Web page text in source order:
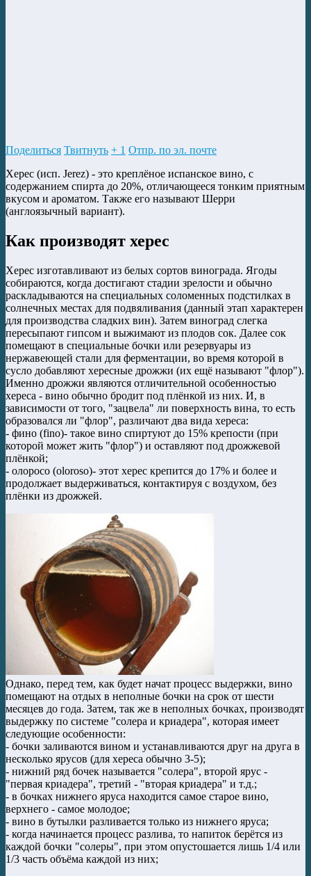
Поделиться Твитнуть + 1 Отпр. по эл. почте
Херес (исп. Jerez) - это креплёное испанское вино, с
содержанием спирта до 20%, отличающееся тонким приятным
вкусом и ароматом. Также его называют Шерри
(англоязычный вариант).
Как производят херес
Херес изготавливают из белых сортов винограда. Ягоды
собираются, когда достигают стадии зрелости и обычно
раскладываются на специальных соломенных подстилках в
солнечных местах для подвяливания (данный этап характерен
для производства сладких вин). Затем виноград слегка
пересыпают гипсом и выжимают из плодов сок. Далее сок
помещают в специальные бочки или резервуары из
нержавеющей стали для ферментации, во время которой в
сусло добавляют хересные дрожжи (их ещё называют "флор").
Именно дрожжи являются отличительной особенностью
хереса - вино обычно бродит под плёнкой из них. И, в
зависимости от того, "зацвела" ли поверхность вина, то есть
образовался ли "флор", различают два вида хереса:
- фино (fino)- такое вино спиртуют до 15% крепости (при
которой может жить "флор") и оставляют под дрожжевой
плёнкой;
- олоросо (oloroso)- этот херес крепится до 17% и более и
продолжает выдерживаться, контактируя с воздухом, без
плёнки из дрожжей.
Однако, перед тем, как будет начат процесс выдержки, вино
помещают на отдых в неполные бочки на срок от шести
месяцев до года. Затем, так же в неполных бочках, производят
выдержку по системе "солера и криадера", которая имеет
следующие особенности:
- бочки заливаются вином и устанавливаются друг на друга в
несколько ярусов (для хереса обычно 3-5);
- нижний ряд бочек называется "солера", второй ярус -
"первая криадера", третий - "вторая криадера" и т.д.;
- в бочках нижнего яруса находится самое старое вино,
верхнего - самое молодое;
- вино в бутылки разливается только из нижнего яруса;
- когда начинается процесс разлива, то напиток берётся из
каждой бочки "солеры", при этом опустошается лишь 1/4 или
1/3 часть объёма каждой из них;